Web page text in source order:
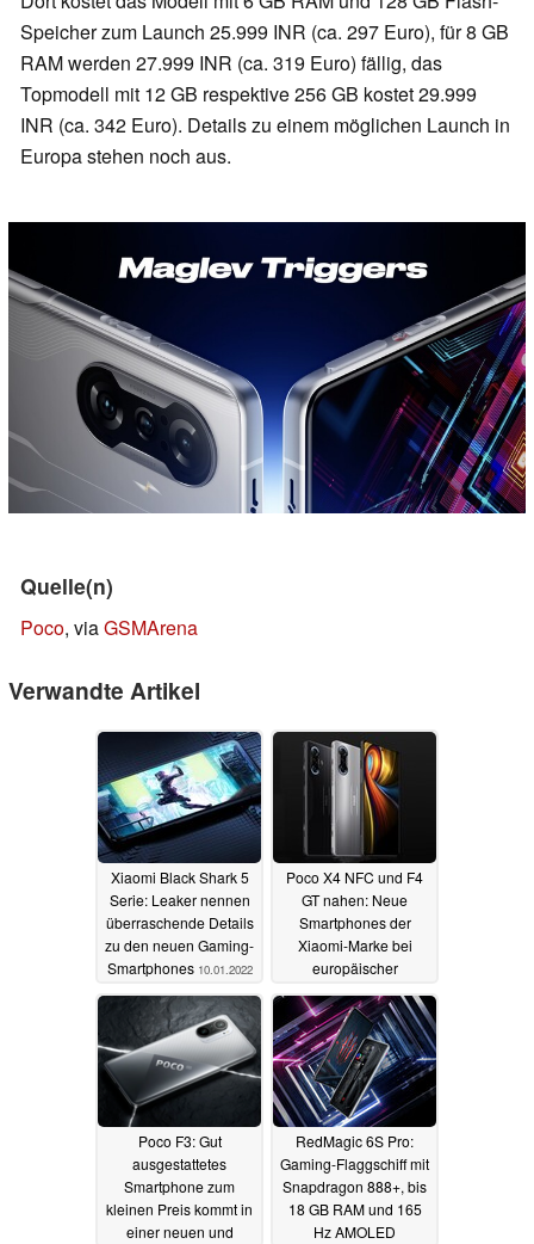
Speicher zum Launch 25.999 INR (ca. 297 Euro), für 8 GB
RAM werden 27.999 INR (ca. 319 Euro) fällig, das
Topmodell mit 12 GB respektive 256 GB kostet 29.999
INR (ca. 342 Euro). Details zu einem möglichen Launch in
Europa stehen noch aus.
Quelle(n)
Poco, viaGSMArena
Verwandte Artikel
Xiaomi Black Shark 5
Serie: Leaker nennen
überraschende Details
zu den neuen Gaming-
Smartphones 10.01.2022
Poco X4 NFC und F4
GT nahen: Neue
Smartphones der
Xiaomi-Marke bei
europäischer
gesichtet09.12.2021
Poco F3: Gut
ausgestattetes
Smartphone zum
kleinen Preis kommt in
einer neuen und
RedMagic 6S Pro:
Gaming-Flaggschiff mit
Snapdragon 888+, bis
18 GB RAM und 165
Hz AMOLED